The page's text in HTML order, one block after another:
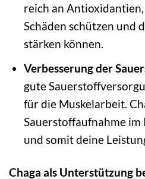
reich an
Schäden schützen und
stärken können.
Verbesserung der
gute
für die Muskelarbeit.
Sauerstoffaufnahme
und somit deine
Chaga als Unterstützung